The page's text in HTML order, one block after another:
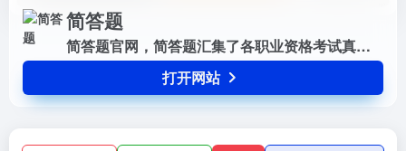
简答题
简答题官网，简答题汇集了各职业资格考试真题与大学网课（超星尔雅，学习通，云青书学堂，知到，智慧树，中国大学慕课等）题目，拥有真实可靠的答案，并为您提供答案解析与错题记录，是各类考生提升成绩的不二选择。
打开网站